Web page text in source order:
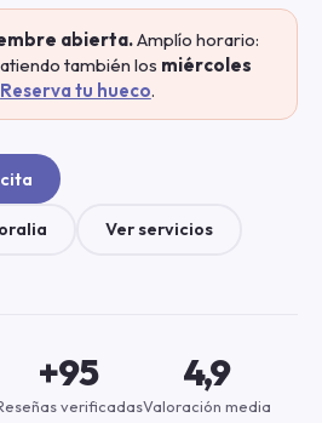
abierta.Amplío horario:
también los miércoles
Reserva tu hueco.
Ver servicios
+95
verificadas
4,9
Valoración media